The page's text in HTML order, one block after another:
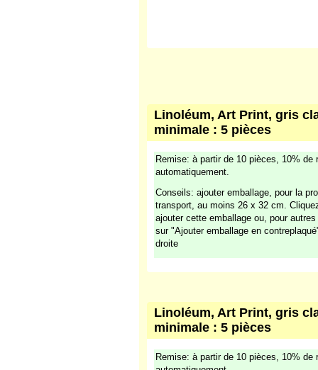
Linoléum, Art Print, gris
minimale : 5 pièces
Remise: à partir de 10 pièces, 10% de
automatiquement.
Conseils: ajouter emballage, pour la
transport, au moins 26 x 32 cm.
ajouter cette emballage ou, pour
sur "Ajouter emballage en
droite
Linoléum, Art Print, gris
minimale : 5 pièces
Remise: à partir de 10 pièces, 10% de